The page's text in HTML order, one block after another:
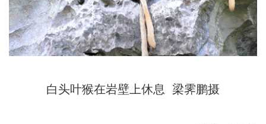
白头叶猴在岩壁上休息 梁霁鹏摄